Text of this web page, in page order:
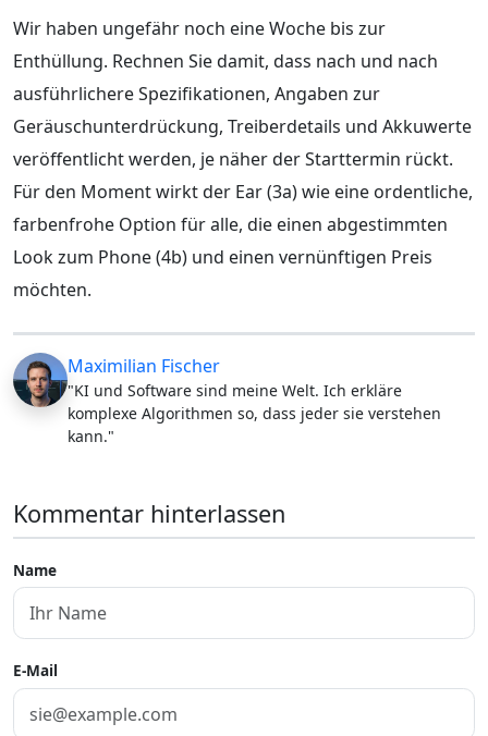
Wir haben ungefähr noch eine Woche bis zur
Enthüllung. Rechnen Sie damit, dass nach und nach
ausführlichere Spezifikationen, Angaben zur
Geräuschunterdrückung, Treiberdetails und Akkuwerte
veröffentlicht werden, je näher der Starttermin rückt.
Für den Moment wirkt der Ear (3a) wie eine ordentliche,
farbenfrohe Option für alle, die einen abgestimmten
Look zum Phone (4b) und einen vernünftigen Preis
möchten.
Maximilian Fischer
"KI und Software sind meine Welt. Ich erkläre
komplexe Algorithmen so, dass jeder sie verstehen
kann."
Kommentar hinterlassen
Name
E-Mail